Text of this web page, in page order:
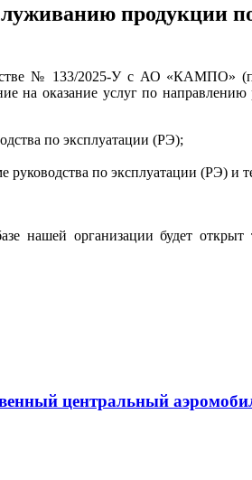
продукции
№ 133/2025-У с АО «КАМПО»
оказание услуг по
по эксплуатации (РЭ);
руководства по эксплуатации (РЭ) и
нашей организации будет
центральный